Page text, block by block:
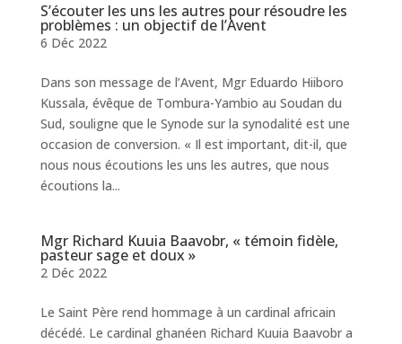
S’écouter les uns les autres pour résoudre les
problèmes : un objectif de l’Avent
6 Déc 2022
Dans son message de l’Avent, Mgr Eduardo Hiiboro
Kussala, évêque de Tombura-Yambio au Soudan du
Sud, souligne que le Synode sur la synodalité est une
occasion de conversion. « Il est important, dit-il, que
nous nous écoutions les uns les autres, que nous
écoutions la...
Mgr Richard Kuuia Baavobr, « témoin fidèle,
pasteur sage et doux »
2 Déc 2022
Le Saint Père rend hommage à un cardinal africain
décédé. Le cardinal ghanéen Richard Kuuia Baavobr a